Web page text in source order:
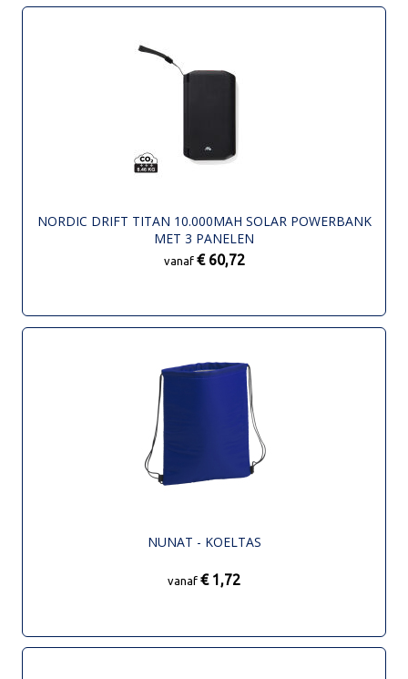
NORDIC DRIFT TITAN 10.000MAH SOLAR POWERBANK
MET 3 PANELEN
vanaf € 60,72
NUNAT - KOELTAS
vanaf € 1,72